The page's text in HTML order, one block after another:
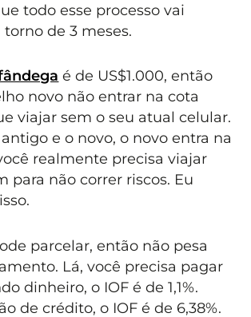
todo esse processo vai
de 3 meses.
é de US$1.000, então
novo não entrar na cota
viajar sem o seu atual celular.
e o novo, o novo entra na
realmente precisa viajar
para não correr riscos. Eu
parcelar, então não pesa
Lá, você precisa pagar
dinheiro, o IOF é de 1,1%.
de crédito, o IOF é de 6,38%.